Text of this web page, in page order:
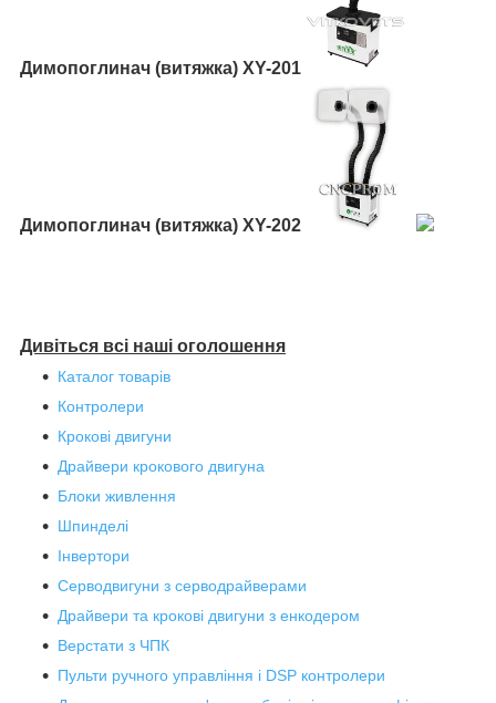
Димопоглинач (витяжка) XY-201
Димопоглинач (витяжка) XY-202
Дивіться всі наші оголошення
Каталог товарів
Контролери
Крокові двигуни
Драйвери крокового двигуна
Блоки живлення
Шпинделі
Інвертори
Серводвигуни з серводрайверами
Драйвери та крокові двигуни з енкодером
Верстати з ЧПК
Пульти ручного управління і DSP контролери